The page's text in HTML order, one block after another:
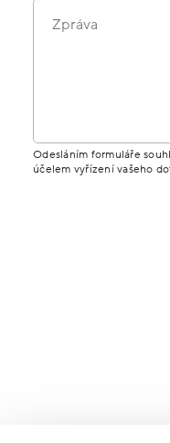
Zpráva
Odesláním formuláře
účelem vyřízení vašeho